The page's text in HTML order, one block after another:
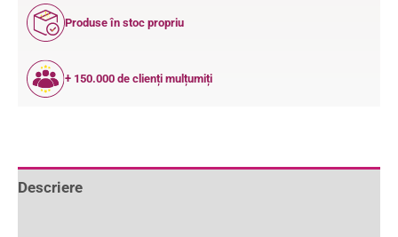
Produse în stoc propriu
+ 150.000 de clienți mulțumiți
Descriere